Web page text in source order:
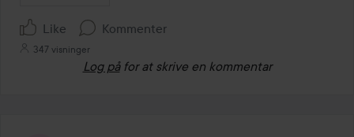
Like Kommenter
347 visninger
Log på for at skrive en kommentar